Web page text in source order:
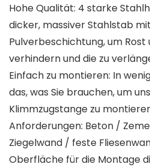
Hohe Qualität: 4 starke
dicker, massiver Stahlstab
Pulverbeschichtung, um Rost
verhindern und die zu
Einfach zu montieren: In
das, was Sie brauchen, um
Klimmzugstange zu
Anforderungen: Beton /
Ziegelwand / feste
Oberfläche für die Montage